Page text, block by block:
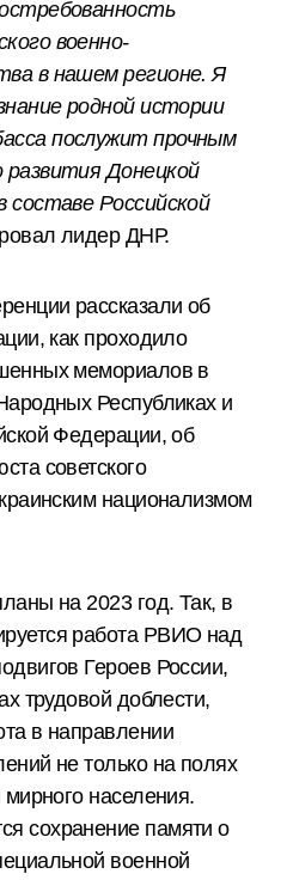
военно-
в нашем регионе. Я
родной истории
послужит прочным
развития Донецкой
составе Российской
лидер ДНР.
рассказали об
как проходило
мемориалов в
Республиках и
Федерации, об
советского
национализмом
на 2023 год. Так, в
работа РВИО над
Героев России,
трудовой доблести,
в направлении
не только на полях
населения.
сохранение памяти о
военной